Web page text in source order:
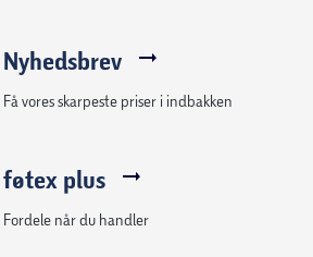
Nyhedsbrev
Få vores skarpeste priser i indbakken
føtex plus
Fordele når du handler